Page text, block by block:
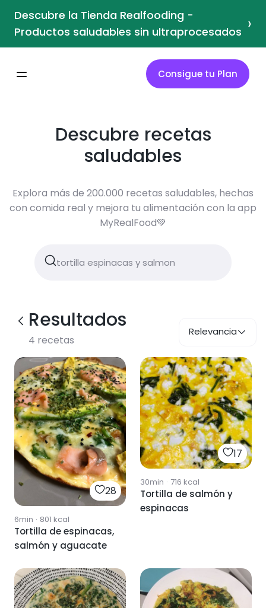
Descubre la Tienda Realfooding -
Productos saludables sin ultraprocesados ›
Consigue tu Plan
Descubre recetas
saludables
Explora más de 200.000 recetas saludables, hechas
con comida real y mejora tu alimentación con la app
MyRealFood💚
Resultados
4 recetas
Relevancia
28
6min · 801 kcal
Tortilla de espinacas,
salmón y aguacate
17
30min · 716 kcal
Tortilla de salmón y
espinacas